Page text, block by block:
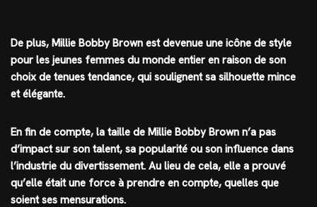
De plus, Millie Bobby Brown est devenue une icône de style
pour les jeunes femmes du monde entier en raison de son
choix de tenues tendance, qui soulignent sa silhouette mince
et élégante.
En fin de compte, la taille de Millie Bobby Brown n’a pas
d’impact sur son talent, sa popularité ou son influence dans
l’industrie du divertissement. Au lieu de cela, elle a prouvé
qu’elle était une force à prendre en compte, quelles que
soient ses mensurations.